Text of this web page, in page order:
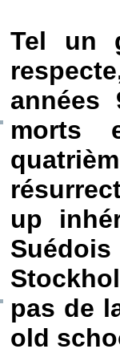
Tel un
années
morts
up
pas de
old